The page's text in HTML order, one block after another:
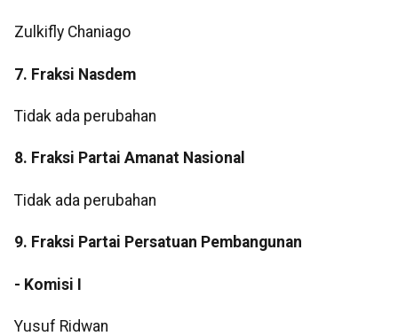
Zulkifly Chaniago
7. Fraksi Nasdem
Tidak ada perubahan
8. Fraksi Partai Amanat Nasional
Tidak ada perubahan
9. Fraksi Partai Persatuan Pembangunan
- Komisi I
Yusuf Ridwan